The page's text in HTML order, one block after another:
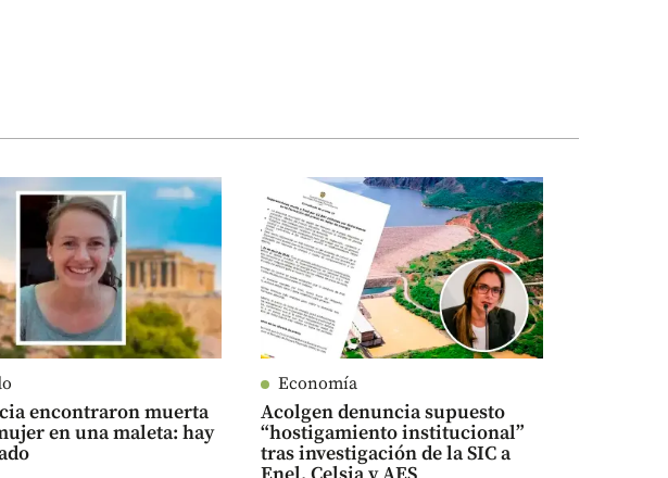
encontraron muerta
en una maleta: hay
Economía
Acolgen denuncia supuesto
“hostigamiento institucional”
tras investigación de la SIC a